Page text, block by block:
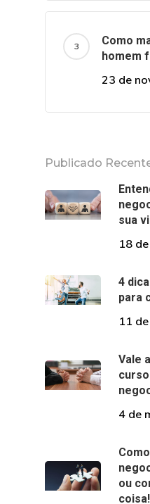
Como
homem
23 de
Publicado
sua
18
4
para
11
Vale
4 de
ou
coisa!